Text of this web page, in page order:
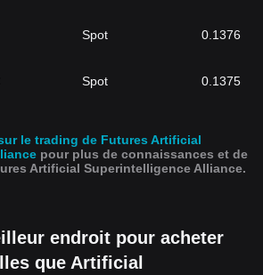
Spot 0.1376
Spot 0.1375
le trading de Futures Artificial
pour plus de connaissances et de
Artificial Superintelligence Alliance.
endroit pour acheter
que Artificial